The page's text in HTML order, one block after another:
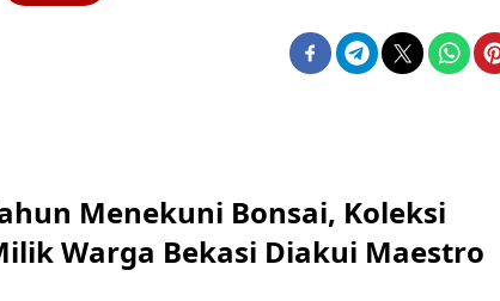
Menekuni Bonsai, Koleksi
Warga Bekasi Diakui Maestro